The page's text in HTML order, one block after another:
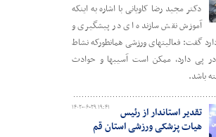
دکتر مجید رضا کاویانی با اشاره به اینکه
آموزش نقش سازنده ای در پیشگیری و
گفت: فعالیتهای ورزشی همانطورکه نشاط
پی دارد، ممکن است آسیبها و حوادث
باشد.
۱۴۰۲-۰۶-۲۹ ۱۹:۴۱
تقدیر استاندار از رئیس
هیات پزشکی ورزشی استان قم